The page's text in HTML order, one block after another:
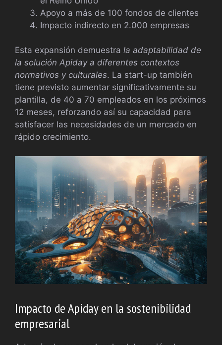
Apoyo a más de 100 fondos de clientes
Impacto indirecto en 2.000 empresas
Esta expansión demuestra la adaptabilidad de
la solución Apiday a diferentes contextos
normativos y culturales. La start-up también
tiene previsto aumentar significativamente su
plantilla, de 40 a 70 empleados en los próximos
12 meses, reforzando así su capacidad para
satisfacer las necesidades de un mercado en
rápido crecimiento.
Impacto de Apiday en la sostenibilidad
empresarial